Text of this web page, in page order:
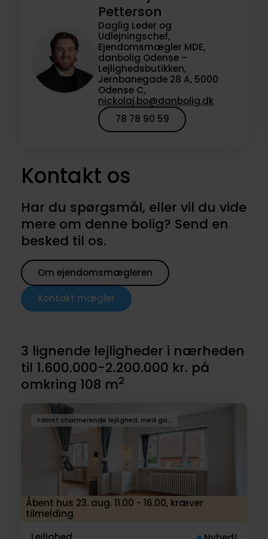
Petterson
Daglig Leder og
Udlejningschef,
Ejendomsmægler MDE,
danbolig Odense –
Lejlighedsbutikken,
Jernbanegade 28 A, 5000
Odense C,
nickolaj.bo@danbolig.dk
78 78 90 59
Kontakt os
Har du spørgsmål, eller vil du vide
mere om denne bolig? Send en
besked til os.
Om ejendomsmægleren
Kontakt mægler
3 lignende lejligheder i nærheden
til 1.600.000-2.200.000 kr. på
omkring 108 m2
Yderst charmerende lejlighed, med god plads
Åbent hus 23. aug. 11.00 - 16.00, kræver
tilmelding